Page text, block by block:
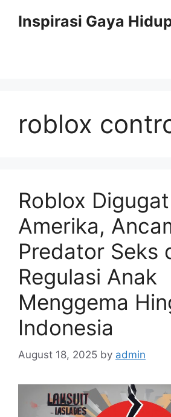
Inspirasi Gaya
roblox
Roblox
Amerika,
Predator Seks
Regulasi Anak
Menggema
Indonesia
August 18, 2025 by admin